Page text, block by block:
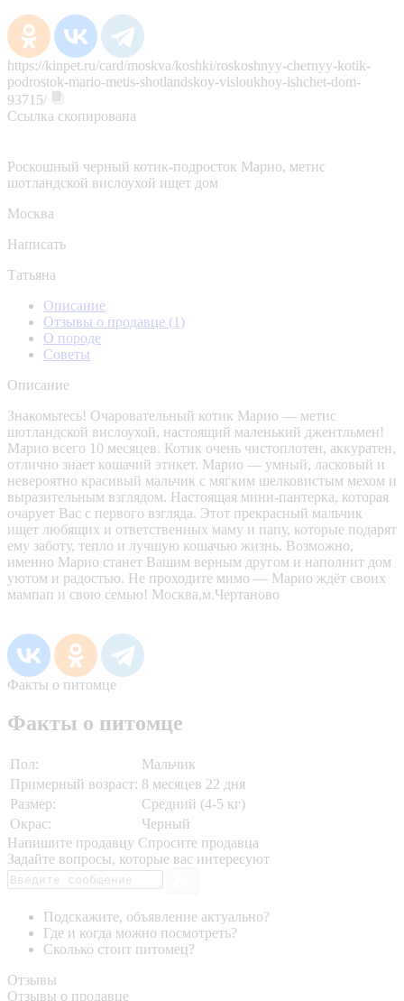
https://kinpet.ru/card/moskva/koshki/roskoshnyy-chernyy-kotik-
podrostok-mario-metis-shotlandskoy-visloukhoy-ishchet-dom-
93715/
Ссылка скопирована
Роскошный черный котик-подросток Марио, метис
шотландской вислоухой ищет дом
Москва
Написать
Татьяна
Описание
Отзывы о продавце (1)
О породе
Советы
Описание
Знакомьтесь! Очаровательный котик Марио — метис
шотландской вислоухой, настоящий маленький джентльмен!
Марио всего 10 месяцев. Котик очень чистоплотен, аккуратен,
отлично знает кошачий этикет. Марио — умный, ласковый и
невероятно красивый мальчик с мягким шелковистым мехом и
выразительным взглядом. Настоящая мини-пантерка, которая
очарует Вас с первого взгляда. Этот прекрасный мальчик
ищет любящих и ответственных маму и папу, которые подарят
ему заботу, тепло и лучшую кошачью жизнь. Возможно,
именно Марио станет Вашим верным другом и наполнит дом
уютом и радостью. Не проходите мимо — Марио ждёт своих
мампап и свою семью! Москва,м.Чертаново
Факты о питомце
Факты о питомце
Пол:
Мальчик
Примерный возраст: 8 месяцев 22 дня
Размер:
Средний (4-5 кг)
Окрас:
Черный
Напишите продавцу Спросите продавца
Задайте вопросы, которые вас интересуют
Подскажите, объявление актуально?
Где и когда можно посмотреть?
Сколько стоит питомец?
Отзывы
Отзывы о продавце